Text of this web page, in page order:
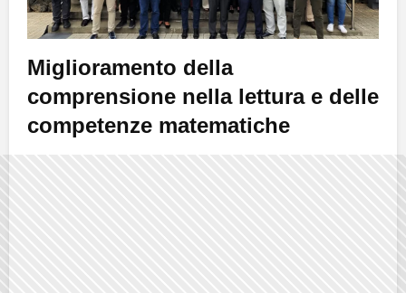
Miglioramento della
comprensione nella lettura e delle
competenze matematiche